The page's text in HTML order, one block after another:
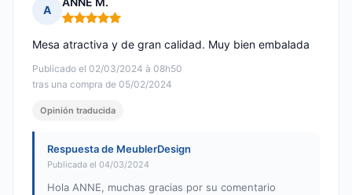
A
Nota: 5 de 5
Publicado el 02/03/2024 à 08h50
tras una compra de 05/02/2024
Mesa atractiva y de gran calidad. Muy bien embalada
Opinión traducida
Respuesta de MeublerDesign
Publicada el 04/03/2024
Hola ANNE, muchas gracias por su comentario